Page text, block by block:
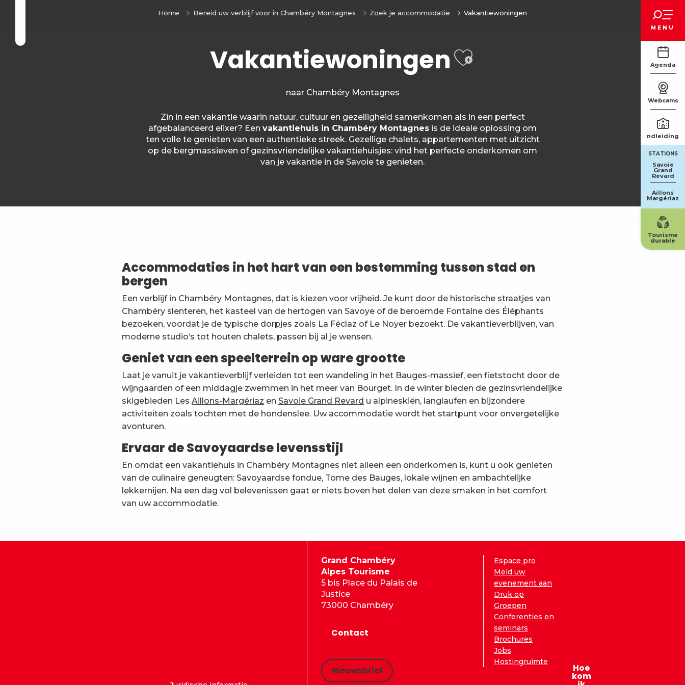
principal
MENU
Agenda
Webcams
STATIONS
Savoie
Grand
Revard
Aillons
Margériaz
Tourisme
durable
Home Bereid uw verblijf voor in Chambéry Montagnes Zoek je accommodatie Vakantiewoningen
VakantiewoningenAjouter aux
naar Chambéry Montagnes
Zin in een vakantie waarin natuur, cultuur en gezelligheid samenkomen als in een perfect
afgebalanceerd elixer? Een vakantiehuis in Chambéry Montagnes is de ideale oplossing om
ten volle te genieten van een authentieke streek. Gezellige chalets, appartementen met uitzicht
op de bergmassieven of gezinsvriendelijke vakantiehuisjes: vind het perfecte onderkomen om
van je vakantie in de Savoie te genieten.
Le Seitoz - M. et Mme Valentin
Le Colombier N°36 - M. et Mme Courteboeuf
Studio Les Thermes - Challes les Eaux Centrum - VinceCityGites
Les Cerfs N°11 - Mme Bouvier
Accommodaties in het hart van een bestemming tussen stad en
bergen
Een verblijf in Chambéry Montagnes, dat is kiezen voor vrijheid. Je kunt door de historische straatjes van
Chambéry slenteren, het kasteel van de hertogen van Savoye of de beroemde Fontaine des Éléphants
bezoeken, voordat je de typische dorpjes zoals La Féclaz of Le Noyer bezoekt. De vakantieverblijven, van
moderne studio’s tot houten chalets, passen bij al je wensen.
Geniet van een speelterrein op ware grootte
Laat je vanuit je vakantieverblijf verleiden tot een wandeling in het Bauges-massief, een fietstocht door de
wijngaarden of een middagje zwemmen in het meer van Bourget. In de winter bieden de gezinsvriendelijke
skigebieden Les Aillons-Margériaz en Savoie Grand Revard u alpineskiën, langlaufen en bijzondere
activiteiten zoals tochten met de hondenslee. Uw accommodatie wordt het startpunt voor onvergetelijke
avonturen.
Ervaar de Savoyaardse levensstijl
En omdat een vakantiehuis in Chambéry Montagnes niet alleen een onderkomen is, kunt u ook genieten
van de culinaire geneugten: Savoyaardse fondue, Tome des Bauges, lokale wijnen en ambachtelijke
lekkernijen. Na een dag vol belevenissen gaat er niets boven het delen van deze smaken in het comfort
van uw accommodatie.
Grand Chambéry
Alpes Tourisme
5 bis Place du Palais de
Justice
73000 Chambéry
Contact
Nieuwsbrief
Espace pro
Meld uw
evenement aan
Druk op
Groepen
Conferenties en
seminars
Brochures
Jobs
Hostingruimte
Hoe
kom